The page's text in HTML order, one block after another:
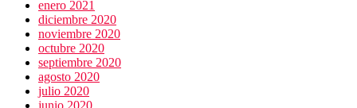
enero 2021
diciembre 2020
noviembre 2020
octubre 2020
septiembre 2020
agosto 2020
julio 2020
junio 2020